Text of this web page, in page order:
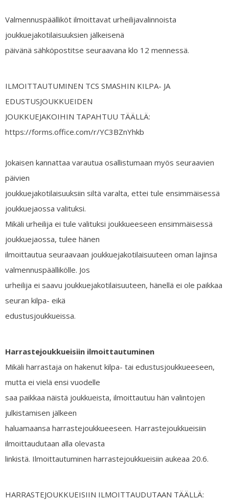
Valmennuspäälliköt ilmoittavat urheilijavalinnoista
joukkuejakotilaisuuksien jälkeisenä
päivänä sähköpostitse seuraavana klo 12 mennessä.
ILMOITTAUTUMINEN TCS SMASHIN KILPA- JA
EDUSTUSJOUKKUEIDEN
JOUKKUEJAKOIHIN TAPAHTUU TÄÄLLÄ:
https://forms.office.com/r/YC3BZnYhkb
Jokaisen kannattaa varautua osallistumaan myös seuraavien
päivien
joukkuejakotilaisuuksiin siltä varalta, ettei tule ensimmäisessä
joukkuejaossa valituksi.
Mikäli urheilija ei tule valituksi joukkueeseen ensimmäisessä
joukkuejaossa, tulee hänen
ilmoittautua seuraavaan joukkuejakotilaisuuteen oman lajinsa
valmennuspäällikölle. Jos
urheilija ei saavu joukkuejakotilaisuuteen, hänellä ei ole paikkaa
seuran kilpa- eikä
edustusjoukkueissa.
Harrastejoukkueisiin ilmoittautuminen
Mikäli harrastaja on hakenut kilpa- tai edustusjoukkueeseen,
mutta ei vielä ensi vuodelle
saa paikkaa näistä joukkueista, ilmoittautuu hän valintojen
julkistamisen jälkeen
haluamaansa harrastejoukkueeseen. Harrastejoukkueisiin
ilmoittaudutaan alla olevasta
linkistä. Ilmoittautuminen harrastejoukkueisiin aukeaa 20.6.
HARRASTEJOUKKUEISIIN ILMOITTAUDUTAAN TÄÄLLÄ: